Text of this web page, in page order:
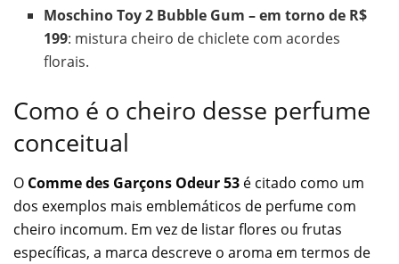
Moschino Toy 2 Bubble Gum – em torno de R$
199: mistura cheiro de chiclete com acordes
florais.
Como é o cheiro desse perfume
conceitual
O Comme des Garçons Odeur 53 é citado como um
dos exemplos mais emblemáticos de perfume com
cheiro incomum. Em vez de listar flores ou frutas
específicas, a marca descreve o aroma em termos de